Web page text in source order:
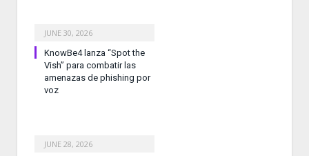
JUNE 30, 2026
KnowBe4 lanza “Spot the
Vish” para combatir las
amenazas de phishing por
voz
JUNE 28, 2026